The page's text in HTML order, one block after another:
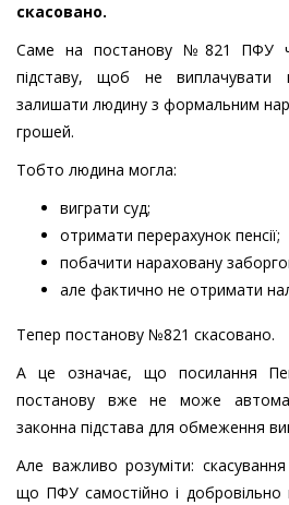
скасовано.
Саме на постанову №821 ПФУ
підставу, щоб не
залишати людину з формальним
грошей.
Тобто людина могла:
виграти суд;
отримати перерахунок пенсії;
побачити нараховану
але фактично не отримати
Тепер постанову №821 скасовано.
А це означає, що посилання
постанову вже не може
законна підстава для обмеження
Але важливо розуміти:
що ПФУ самостійно і добровільно